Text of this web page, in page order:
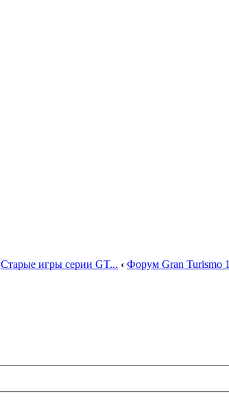
Старые игры серии GT... ‹ Форум Gran Turismo 1